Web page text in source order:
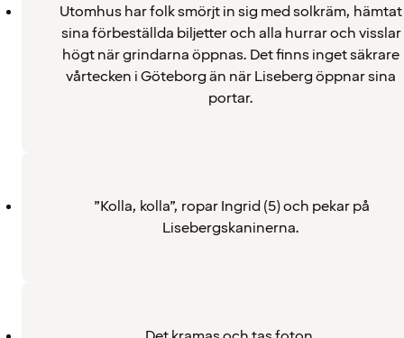
Utomhus har folk smörjt in sig med solkräm, hämtat
sina förbeställda biljetter och alla hurrar och visslar
högt när grindarna öppnas. Det finns inget säkrare
vårtecken i Göteborg än när Liseberg öppnar sina
portar.
”Kolla, kolla”, ropar Ingrid (5) och pekar på
Lisebergskaninerna.